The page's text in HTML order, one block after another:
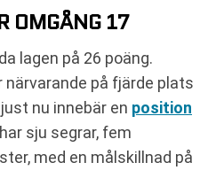
OMGÅNG 17
lagen på 26 poäng.
närvarande på fjärde plats
nu innebär en position
sju segrar, fem
med en målskillnad på